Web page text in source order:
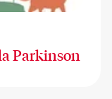
Parkinson